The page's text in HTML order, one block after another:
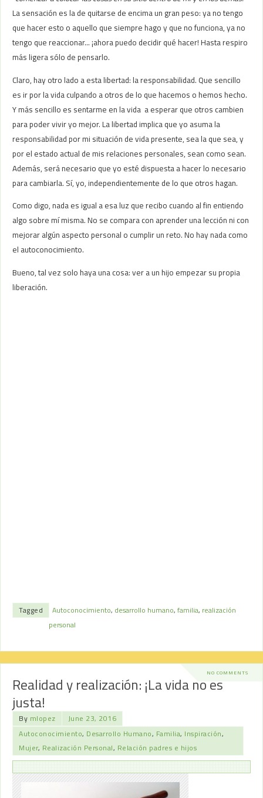
La sensación es la de quitarse de encima un gran peso: ya no tengo
que hacer esto o aquello que siempre hago y que no funciona, ya no
tengo que reaccionar… ¡ahora puedo decidir qué hacer! Hasta respiro
más ligera sólo de pensarlo.
Claro, hay otro lado a esta libertad: la responsabilidad. Que sencillo
es ir por la vida culpando a otros de lo que hacemos o hemos hecho.
Y más sencillo es sentarme en la vida a esperar que otros cambien
para poder vivir yo mejor. La libertad implica que yo asuma la
responsabilidad por mi situación de vida presente, sea la que sea, y
por el estado actual de mis relaciones personales, sean como sean.
Además, será necesario que yo esté dispuesta a hacer lo necesario
para cambiarla. Sí, yo, independientemente de lo que otros hagan.
Como digo, nada es igual a esa luz que recibo cuando al fin entiendo
algo sobre mí misma. No se compara con aprender una lección ni con
mejorar algún aspecto personal o cumplir un reto. No hay nada como
el autoconocimiento.
Bueno, tal vez solo haya una cosa: ver a un hijo empezar su propia
liberación.
Tagged Autoconocimiento, desarrollo humano,familia, realización
personal
NO COMMENTS
Realidad y realización: ¡La vida no es
justa!
By mlopez
June 23, 2016
Autoconocimiento, Desarrollo Humano, Familia, Inspiración,
Mujer, Realización Personal, Relación padres e hijos